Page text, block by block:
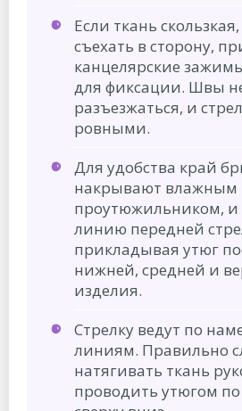
Если ткань
съехать в сторону,
канцелярские
для фиксации. Швы
разъезжаться, и
ровными.
Для удобства край
накрывают влажным
проутюжильником,
линию передней
прикладывая утюг
нижней, средней и
изделия.
Стрелку ведут по
линиям. Правильно
натягивать ткань
проводить утюгом